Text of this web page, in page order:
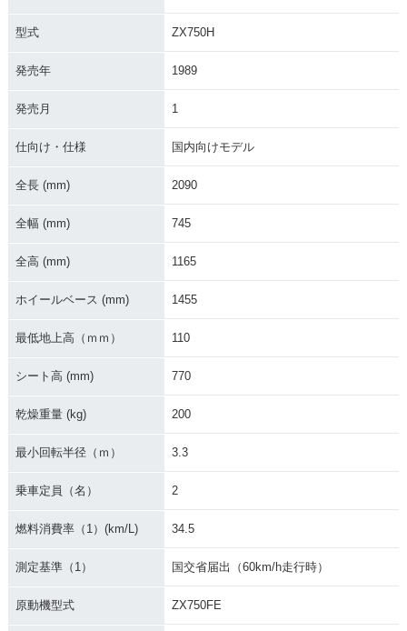
型式 ZX750H
発売年 1989
発売月 1
仕向け・仕様 国内向けモデル
全長 (mm) 2090
全幅 (mm) 745
全高 (mm) 1165
ホイールベース (mm) 1455
最低地上高（ｍｍ） 110
シート高 (mm) 770
乾燥重量 (kg) 200
最小回転半径（ｍ） 3.3
乗車定員（名） 2
燃料消費率（1）(km/L) 34.5
測定基準（1） 国交省届出（60km/h走行時）
原動機型式 ZX750FE